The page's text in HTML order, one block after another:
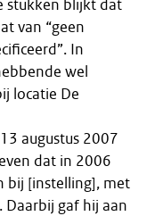
stukken blijkt dat
van “geen
In
wel
locatie De
augustus 2007
dat in 2006
bij [instelling], met
gaf hij aan